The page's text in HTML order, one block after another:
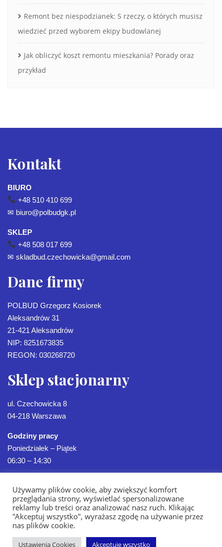
Remont bez niespodzianek: 5 rzeczy, o których musisz
wiedzieć przed wyborem ekipy budowlanej
Jak obliczyć koszt remontu mieszkania? Porady oraz
przykład
Kontakt
BIURO
+48 510 410 699
✉ biuro@polbudgk.pl
SKLEP
+48 508 017 699
✉ skladbud.czechowicka@gmail.com
Dane firmy
POLBUD Grzegorz Kosiorek
Aleksandrów 31
21-421 Aleksandrów
NIP: 8251673835
REGON: 030268720
Sklep stacjonarny
ul. Czechowicka 8
04-218 Warszawa
Godziny pracy
Poniedziałek – Piątek
06:30 – 14:30
Strona Główna Oferta Sklep
Używamy plików cookie, aby zwiększyć komfort
przeglądania strony, wyświetlać spersonalizowane
reklamy lub treści oraz analizować nasz ruch. Klikając
"Akceptuj wszystko", wyrażasz zgodę na używanie przez
nas plików cookie.
Ustawienia Cookies Akceptuję wszystko